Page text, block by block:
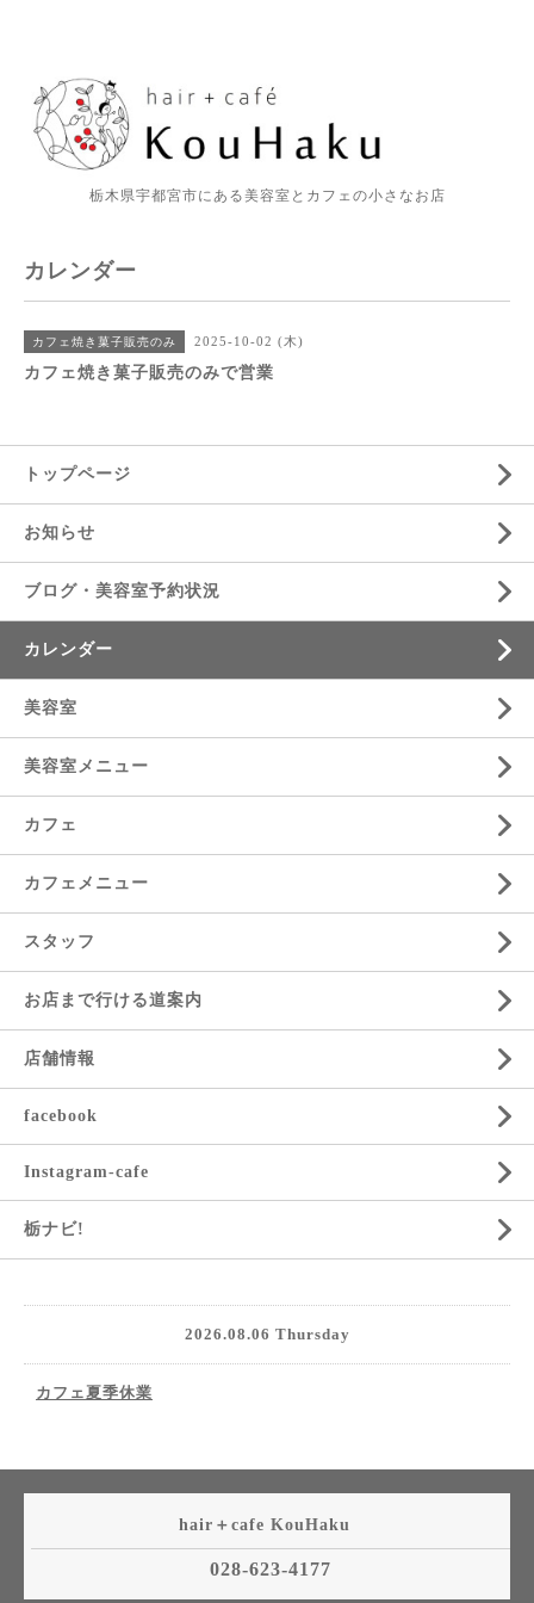
栃木県宇都宮市にある美容室とカフェの小さなお店
カレンダー
カフェ焼き菓子販売のみ 2025-10-02 (木)
カフェ焼き菓子販売のみで営業
トップページ
お知らせ
ブログ・美容室予約状況
カレンダー
美容室
美容室メニュー
カフェ
カフェメニュー
スタッフ
お店まで行ける道案内
店舗情報
facebook
Instagram-cafe
栃ナビ!
2026.08.06 Thursday
カフェ夏季休業
hair＋cafe KouHaku
028-623-4177